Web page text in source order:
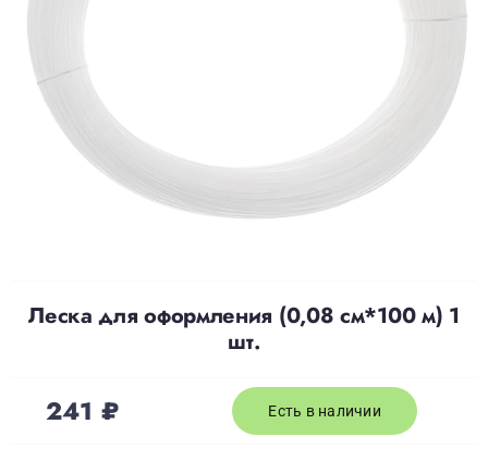
О нас
Политика конфиденциальности
Леска для оформления (0,08 см*100 м) 1
шт.
241₽ Есть в наличии